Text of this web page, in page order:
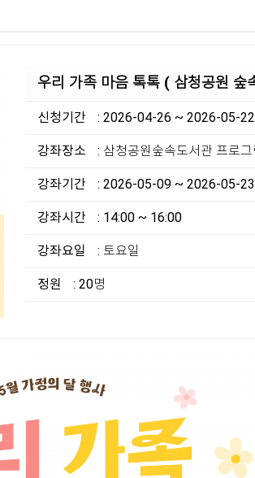
우리 가족 마음 톡톡 ( 삼청공원 숲
신청기간 : 2026-04-26 ~ 2026-05-22
강좌장소 : 삼청공원숲속도서관 프로
강좌기간 : 2026-05-09 ~ 2026-05-23
강좌시간 : 14:00 ~ 16:00
강좌요일 : 토요일
정원 : 20명